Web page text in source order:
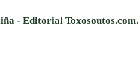
- Editorial Toxosoutos.com.